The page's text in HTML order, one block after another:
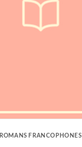
ROMANS FRANCOPHONES